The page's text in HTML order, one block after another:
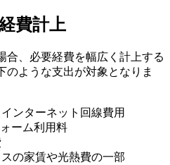
費計上
合、必要経費を幅広く計上する
のような支出が対象となりま
ンターネット回線費用
ーム利用料
の家賃や光熱費の一部